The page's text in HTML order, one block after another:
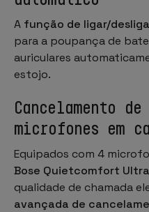
A função de ligar/
para a poupança de
auriculares
estojo.
Cancelamento
microfones em
Equipados com 4
Bose Quietcomfort
qualidade de chamada
avançada de